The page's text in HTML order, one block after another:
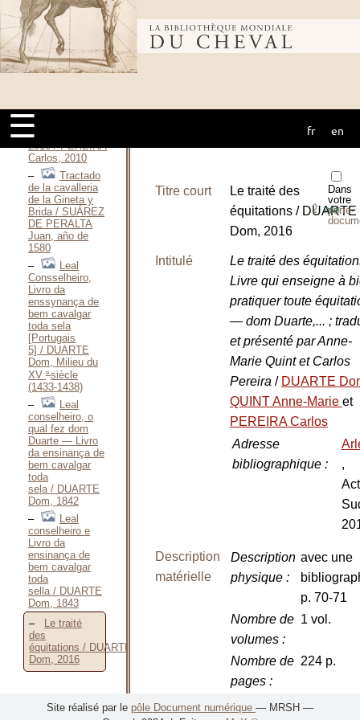
Bibliothèque
mondiale du
cheval
☰ fr en
Carlos
Henriques, 2002
L’équitation
portugaise / PEREIRA
Carlos
Henriques, 2004
renaissance de
l’équitation
portugaise —
2010 / PEREIRA
Carlos, 2010
Tractado
de la cavalleria
de la Gineta y
Brida / SUÁREZ
DE PERALTA
Juan, año de
1580
Leal
Consselheiro,
Livro da
enssynança de
bem cavalgar
toda sela
[Portugais
5] / DUARTE
Dom, Milieu du
XV e siècle
(1433-1438)
Leal
conselheiro, o
qual fez dom
Duarte — Livro
da ensinança de
bem cavalgar
toda
sela / DUARTE
Dom, 1842
Leal
conselheiro e
Livro da
ensinança de
bem cavalgar
toda
sella / DUARTE
Dom, 1843
Le traité
des
équitations / DUARTE
Dom, 2016
Dans
votre
porte-
⇪PDF
Titre court
Le traité des
équitations / DUARTE
Dom, 2016
Intitulé
Le traité des
Livre qui enseigne à
pratiquer toute
— dom Duarte,... ;
et présenté par Anne-
Marie Quint et Carlos
Pereira / DUARTE
QUINT Anne-Marie et
PEREIRA Carlos
Adresse
bibliographique:
,
Description
matérielle
Description
physique:
avec une
p. 70-71
Nombre de
volumes:
1 vol.
Nombre de
pages:
224 p.
Dimensions
Site réalisé par le pôle Document numérique — MRSH —